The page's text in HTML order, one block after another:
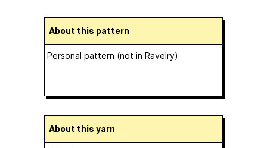
About this pattern
Personal pattern (not in Ravelry)
About this yarn